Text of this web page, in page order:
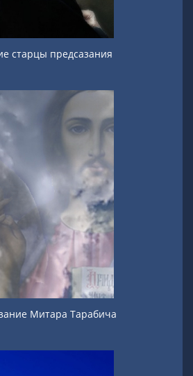
старцы предсазания
Митара Тарабича